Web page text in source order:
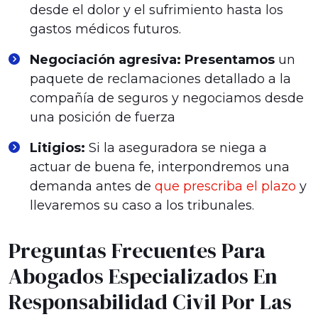
desde el dolor y el sufrimiento hasta los
gastos médicos futuros.
Negociación agresiva: Presentamos un
paquete de reclamaciones detallado a la
compañía de seguros y negociamos desde
una posición de fuerza
Litigios: Si la aseguradora se niega a
actuar de buena fe, interpondremos una
demanda antes de que prescriba el plazo y
llevaremos su caso a los tribunales.
Preguntas Frecuentes Para
Abogados Especializados En
Responsabilidad Civil Por Las